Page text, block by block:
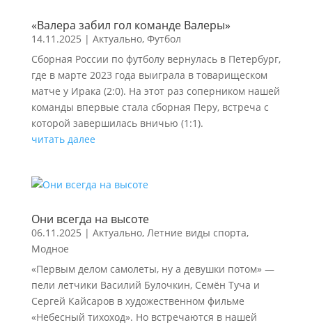
«Валера забил гол команде Валеры»
14.11.2025 | Актуально, Футбол
Сборная России по футболу вернулась в Петербург,
где в марте 2023 года выиграла в товарищеском
матче у Ирака (2:0). На этот раз соперником нашей
команды впервые стала сборная Перу, встреча с
которой завершилась вничью (1:1).
читать далее
Они всегда на высоте
06.11.2025 | Актуально, Летние виды спорта,
Модное
«Первым делом самолеты, ну а девушки потом» —
пели летчики Василий Булочкин, Семён Туча и
Сергей Кайсаров в художественном фильме
«Небесный тихоход». Но встречаются в нашей